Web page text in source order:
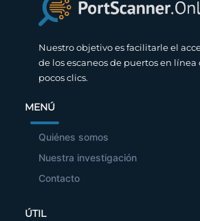
Nuestro objetivo es facilitarle el
de los escaneos de puertos en línea
pocos clics.
MENÚ
Quiénes somos
Nuestra investigación
Contacto
ÚTIL